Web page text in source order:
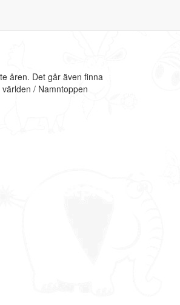
åren. Det går även finna
/ Namntoppen